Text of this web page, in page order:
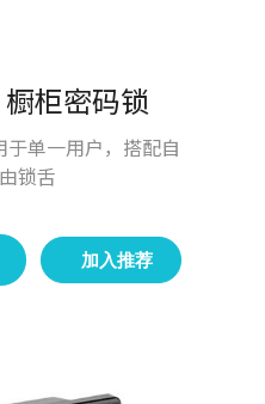
柜密码锁
于单一用户，搭配自
由锁舌
加入推荐